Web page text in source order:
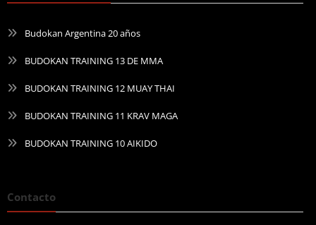
Budokan Argentina 20 años
BUDOKAN TRAINING 13 DE MMA
BUDOKAN TRAINING 12 MUAY THAI
BUDOKAN TRAINING 11 KRAV MAGA
BUDOKAN TRAINING 10 AIKIDO
Contacto